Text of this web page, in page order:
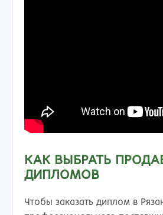
КАК ВЫБРАТЬ
ДИПЛОМОВ
Чтобы заказать диплом в